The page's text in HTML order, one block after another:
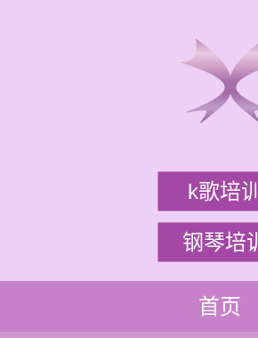
k歌培训
钢琴培训
首页